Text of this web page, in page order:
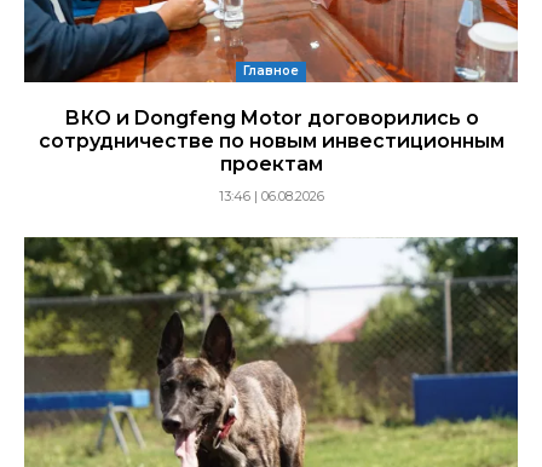
Главное
ВКО и Dongfeng Motor договорились о
сотрудничестве по новым инвестиционным
проектам
13:46 | 06.08.2026